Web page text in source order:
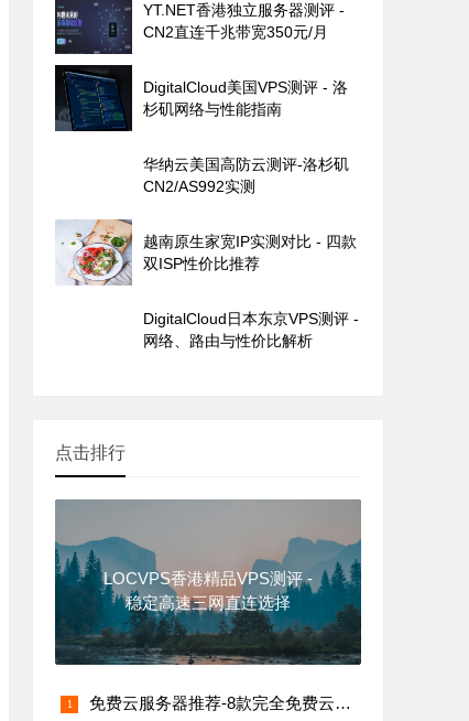
YT.NET香港独立服务器测评 -
CN2直连千兆带宽350元/月
DigitalCloud美国VPS测评 - 洛
杉矶网络与性能指南
华纳云美国高防云测评-洛杉矶
CN2/AS992实测
越南原生家宽IP实测对比 - 四款
双ISP性价比推荐
DigitalCloud日本东京VPS测评 -
网络、路由与性价比解析
点击排行
LOCVPS香港精品VPS测评 -
稳定高速三网直连选择
免费云服务器推荐-8款完全免费云服务器汇总（支持海内外节点）